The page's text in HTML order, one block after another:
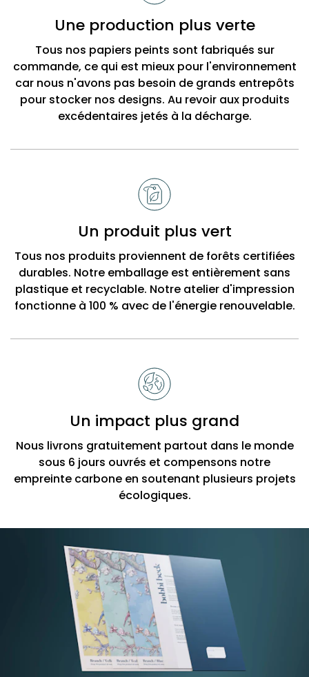
BobbiUne production plus verte
Tous nos papiers peints sont fabriqués sur
commande, ce qui est mieux pour l'environnement
car nous n'avons pas besoin de grands entrepôts
pour stocker nos designs. Au revoir aux produits
excédentaires jetés à la décharge.
Un produit plus vert
Tous nos produits proviennent de forêts certifiées
durables. Notre emballage est entièrement sans
plastique et recyclable. Notre atelier d'impression
fonctionne à 100 % avec de l'énergie renouvelable.
Un impact plus grand
Nous livrons gratuitement partout dans le monde
sous 6 jours ouvrés et compensons notre
empreinte carbone en soutenant plusieurs projets
écologiques.